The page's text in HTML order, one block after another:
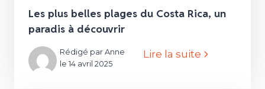
Les plus belles plages du Costa Rica, un
paradis à découvrir
Rédigé par Anne
le 14 avril 2025
Lire la suite